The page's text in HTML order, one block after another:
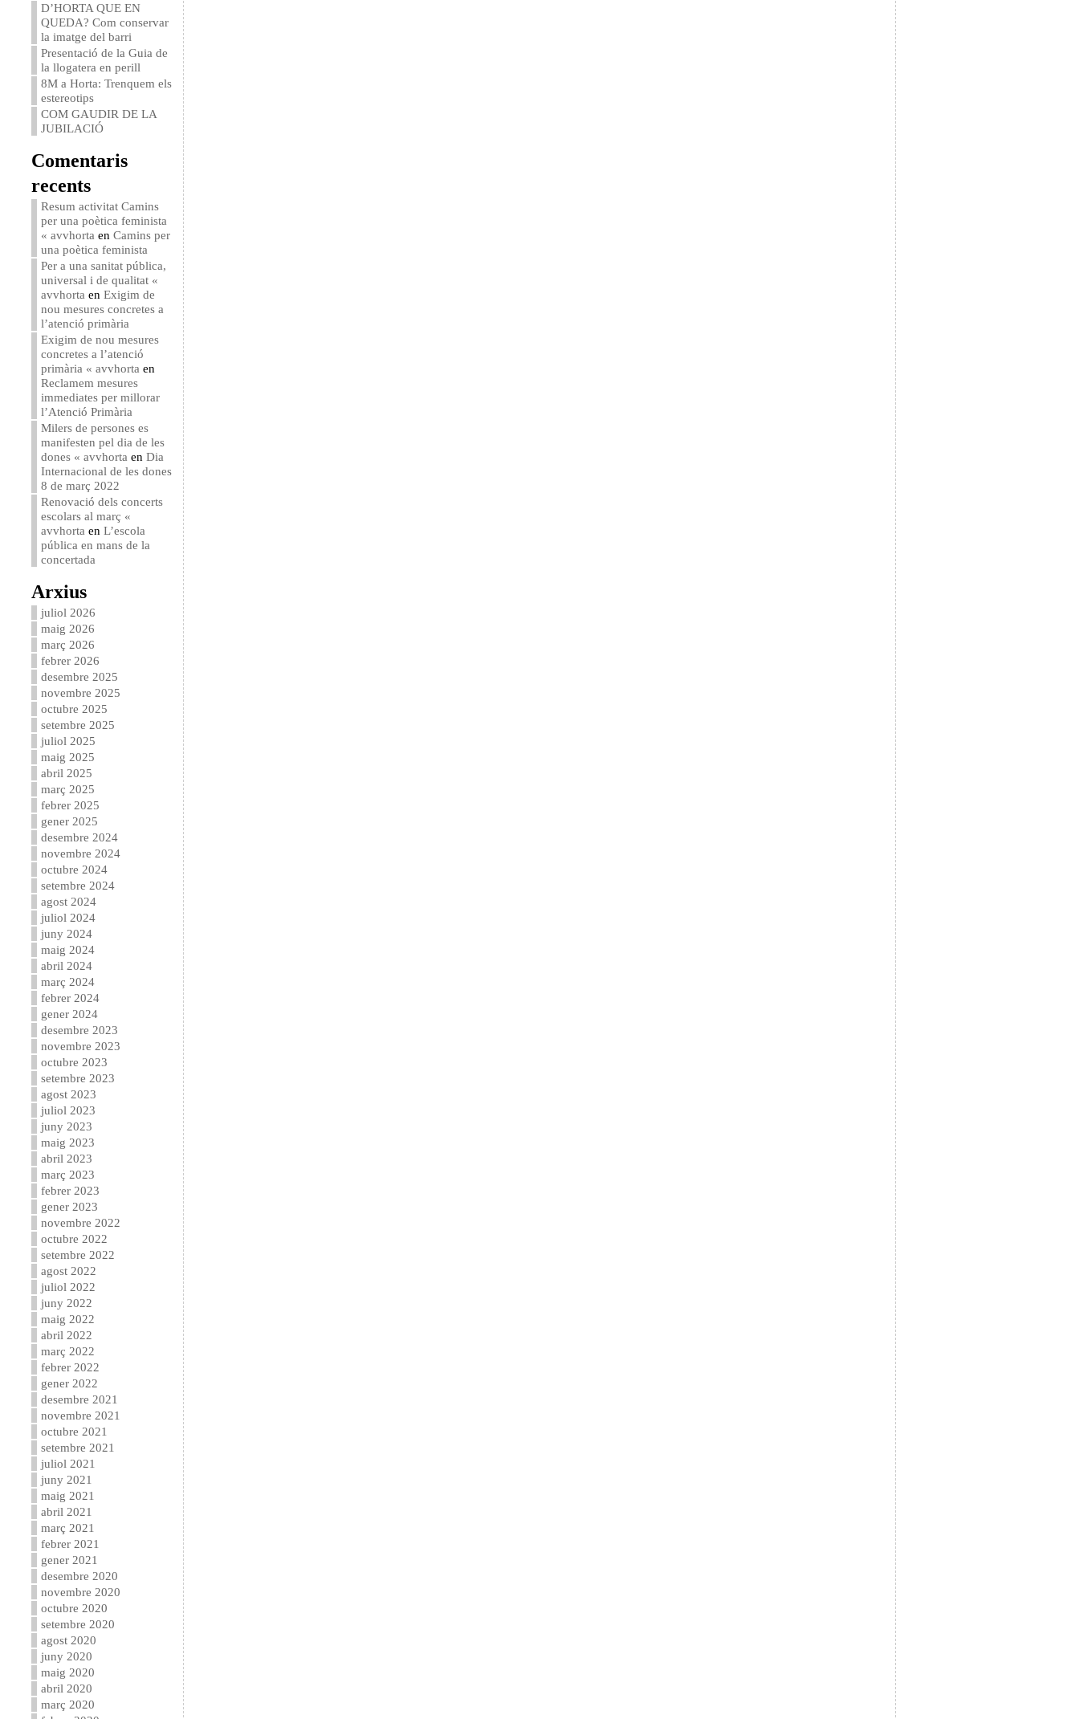
D’HORTA QUE EN
QUEDA? Com conservar
la imatge del barri
Presentació de la Guia de
la llogatera en perill
8M a Horta: Trenquem els
estereotips
COM GAUDIR DE LA
JUBILACIÓ
Comentaris
recents
Resum activitat Camins
per una poètica feminista
« avvhorta en Camins per
una poètica feminista
Per a una sanitat pública,
universal i de qualitat «
avvhorta en Exigim de
nou mesures concretes a
l’atenció primària
Exigim de nou mesures
concretes a l’atenció
primària « avvhorta en
Reclamem mesures
immediates per millorar
l’Atenció Primària
Milers de persones es
manifesten pel dia de les
dones « avvhorta en Dia
Internacional de les dones
8 de març 2022
Renovació dels concerts
escolars al març «
avvhorta en L’escola
pública en mans de la
concertada
Arxius
juliol 2026
maig 2026
març 2026
febrer 2026
desembre 2025
novembre 2025
octubre 2025
setembre 2025
juliol 2025
maig 2025
abril 2025
març 2025
febrer 2025
gener 2025
desembre 2024
novembre 2024
octubre 2024
setembre 2024
agost 2024
juliol 2024
juny 2024
maig 2024
abril 2024
març 2024
febrer 2024
gener 2024
desembre 2023
novembre 2023
octubre 2023
setembre 2023
agost 2023
juliol 2023
juny 2023
maig 2023
abril 2023
març 2023
febrer 2023
gener 2023
novembre 2022
octubre 2022
setembre 2022
agost 2022
juliol 2022
juny 2022
maig 2022
abril 2022
març 2022
febrer 2022
gener 2022
desembre 2021
novembre 2021
octubre 2021
setembre 2021
juliol 2021
juny 2021
maig 2021
abril 2021
març 2021
febrer 2021
gener 2021
desembre 2020
novembre 2020
octubre 2020
setembre 2020
agost 2020
juny 2020
maig 2020
abril 2020
març 2020